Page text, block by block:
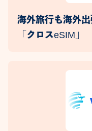
海外旅行も海外
「クロスeSIM」